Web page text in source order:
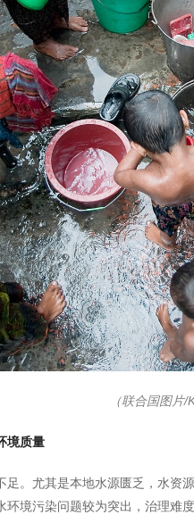
（联合国图片
境质量
足。尤其是本地水源匮乏，水资
环境污染问题较为突出，治理难